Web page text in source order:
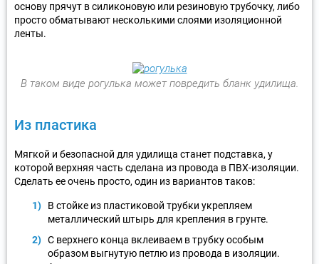
основу прячут в силиконовую или резиновую трубочку, либо
просто обматывают несколькими слоями изоляционной
ленты.
В таком виде рогулька может повредить бланк удилища.
Из пластика
Мягкой и безопасной для удилища станет подставка, у
которой верхняя часть сделана из провода в ПВХ-изоляции.
Сделать ее очень просто, один из вариантов таков:
В стойке из пластиковой трубки укрепляем
металлический штырь для крепления в грунте.
С верхнего конца вклеиваем в трубку особым
образом выгнутую петлю из провода в изоляции.